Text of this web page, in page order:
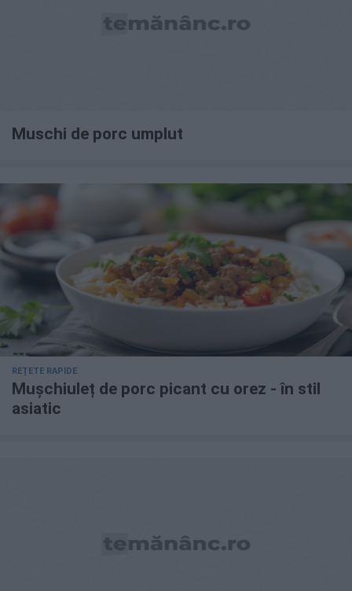
Muschi de porc umplut
REȚETE RAPIDE
Mușchiuleț de porc picant cu orez - în stil
asiatic